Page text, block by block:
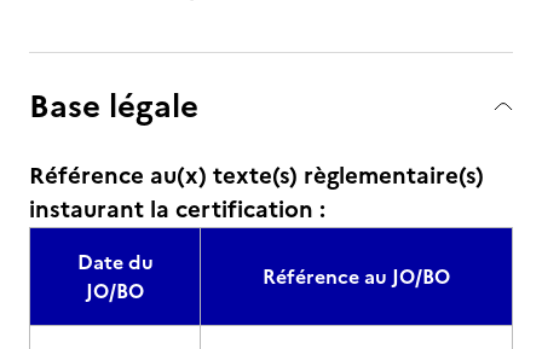
Base légale
Référence au(x) texte(s) règlementaire(s)
instaurant la certification :
Date du
JO/BO
Référence au JO/BO